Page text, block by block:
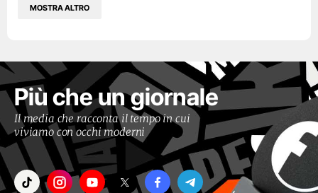
MOSTRA ALTRO
Più che un giornale
Il media che racconta il tempo in cui
viviamo con occhi moderni